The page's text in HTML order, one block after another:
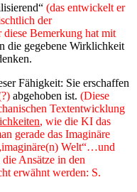
(das entwickelt er
der
diese Bemerkung hat mit
die gegebene Wirklichkeit
Fähigkeit: Sie erschaffen
abgehoben ist. (Diese
Textentwicklung
, wie die KI das
gerade das Imaginäre
Welt“…und
Ansätze in den
erwähnt werden: S.